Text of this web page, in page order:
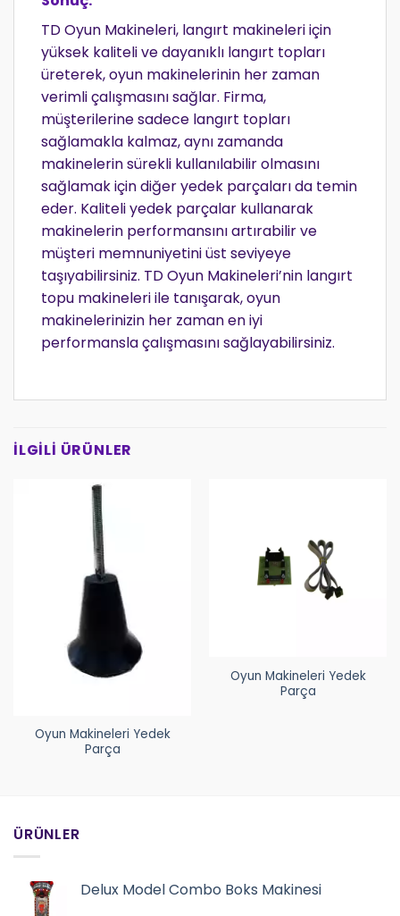
TD Oyun Makineleri, langırt makineleri için
yüksek kaliteli ve dayanıklı langırt topları
üreterek, oyun makinelerinin her zaman
verimli çalışmasını sağlar. Firma,
müşterilerine sadece langırt topları
sağlamakla kalmaz, aynı zamanda
makinelerin sürekli kullanılabilir olmasını
sağlamak için diğer yedek parçaları da temin
eder. Kaliteli yedek parçalar kullanarak
makinelerin performansını artırabilir ve
müşteri memnuniyetini üst seviyeye
taşıyabilirsiniz. TD Oyun Makineleri’nin langırt
topu makineleri ile tanışarak, oyun
makinelerinizin her zaman en iyi
performansla çalışmasını sağlayabilirsiniz.
İLGILI ÜRÜNLER
Oyun Makineleri Yedek
Parça
Oyun Makineleri Yedek
Parça
ÜRÜNLER
Delux Model Combo Boks Makinesi